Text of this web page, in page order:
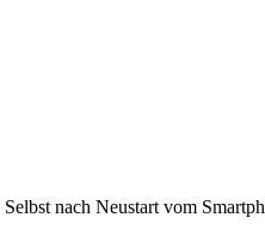
nach Neustart vom